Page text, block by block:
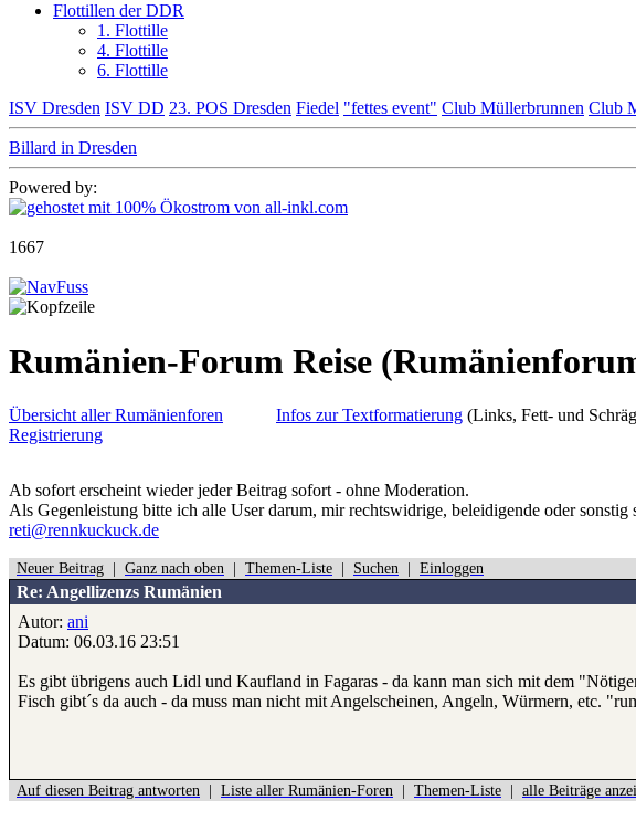
Flottillen der DDR
1. Flottille
4. Flottille
6. Flottille
ISV Dresden ISV DD 23. POS Dresden Fiedel "fettes event" Club Müllerbrunnen Club
Billard in Dresden
Powered by:
1667
Rumänien-Forum Reise
Übersicht aller Rumänienforen
Registrierung
Infos zur Textformatierung (Links, Fett- und
Ab sofort erscheint wieder jeder Beitrag sofort - ohne Moderation.
Als Gegenleistung bitte ich alle User darum, mir rechtswidrige, beleidigende oder
reti@rennkuckuck.de
Neuer Beitrag Ganz nach oben Themen-Liste Suchen Einloggen
Re: Angellizenzs Rumänien
Autor: ani
Datum: 06.03.16 23:51
Es gibt übrigens auch Lidl und Kaufland in Fagaras - da kann man sich mit dem
Fisch gibt´s da auch - da muss man nicht mit Angelscheinen, Angeln, Würmern, etc.
Auf diesen Beitrag antworten Liste aller Rumänien-Foren Themen-Liste alle Beiträge